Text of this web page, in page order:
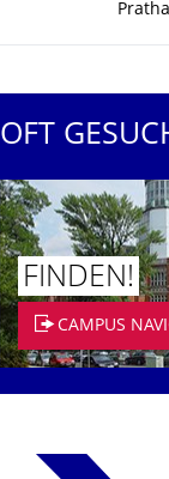
OFT
FINDEN!
CAMPUS